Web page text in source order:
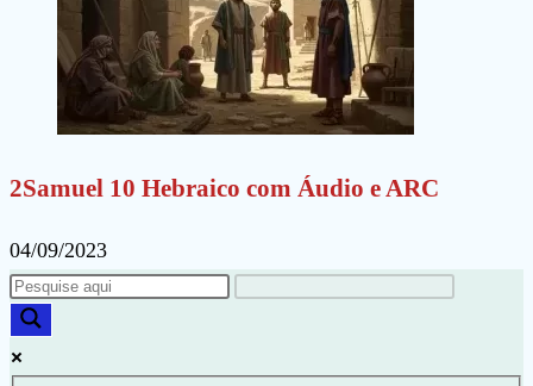
2Samuel 10 Hebraico com Áudio e ARC
04/09/2023